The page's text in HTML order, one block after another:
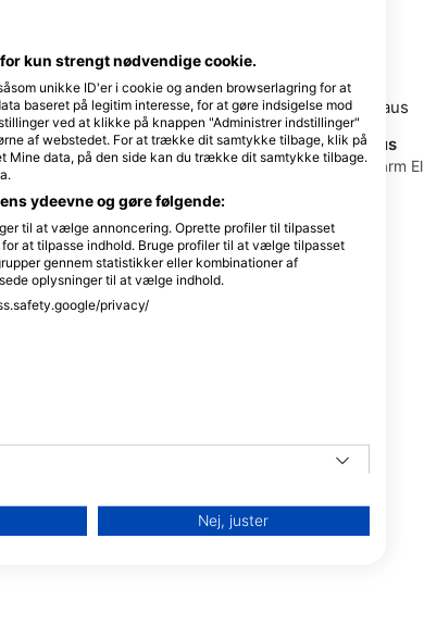
South Sinai,
Sunshine Divers Mary & Klaus
El-Khan Mall no.(10), 46619 Sharm El
kun strengt nødvendige cookie.
unikke ID'er i cookie og anden browserlagring for at
baseret på legitim interesse, for at gøre indsigelse mod
ved at klikke på knappen "Administrer indstillinger"
af webstedet. For at trække dit samtykke tilbage, klik på
data, på den side kan du trække dit samtykke tilbage.
ydeevne og gøre følgende:
til at vælge annoncering. Oprette profiler til tilpasset
at tilpasse indhold. Bruge profiler til at vælge tilpasset
gennem statistikker eller kombinationer af
oplysninger til at vælge indhold.
privacy/
Nej, juster